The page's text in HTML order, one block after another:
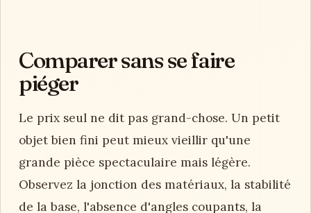
Comparer sans se faire
piéger
Le prix seul ne dit pas grand-chose. Un petit
objet bien fini peut mieux vieillir qu'une
grande pièce spectaculaire mais légère.
Observez la jonction des matériaux, la stabilité
de la base, l'absence d'angles coupants, la